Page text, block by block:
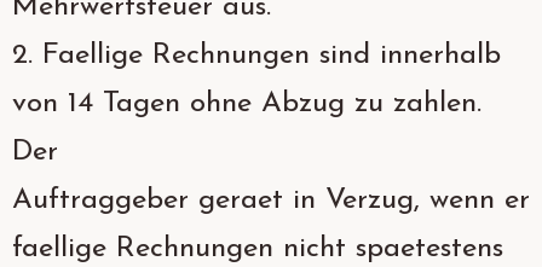
Mehrwertsteuer aus.
2. Faellige Rechnungen sind innerhalb
von 14 Tagen ohne Abzug zu zahlen.
Der
Auftraggeber geraet in Verzug, wenn er
faellige Rechnungen nicht spaetestens